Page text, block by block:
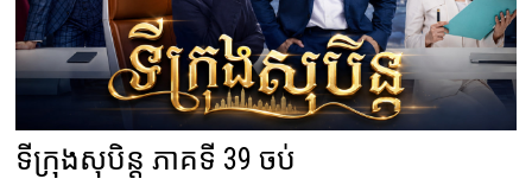
ទីក្រុងសុបិន្ត ភាគទី 39 ចប់